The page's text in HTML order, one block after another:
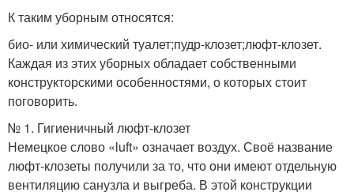
К таким уборным относятся:
био- или химический туалет;пудр-клозет;люфт-клозет.
Каждая из этих уборных обладает собственными
конструкторскими особенностями, о которых стоит
поговорить.
№ 1. Гигиеничный люфт-клозет
Немецкое слово «luft» означает воздух. Своё название
люфт-клозеты получили за то, что они имеют отдельную
вентиляцию санузла и выгреба. В этой конструкции